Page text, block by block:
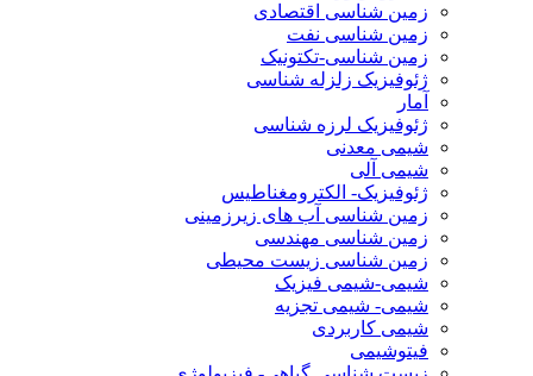
زمین شناسی اقتصادی
زمین شناسی نفت
زمین شناسی-تکتونیک
ژئوفیزیک زلزله شناسی
آمار
ژئوفیزیک لرزه شناسی
شیمی معدنی
شیمی آلی
ژئوفیزیک- الکترومغناطیس
زمین شناسی آب های زیرزمینی
زمین شناسی مهندسی
زمین شناسی زیست محیطی
شیمی-شیمی فیزیک
شیمی- شیمی تجزیه
شیمی کاربردی
فیتوشیمی